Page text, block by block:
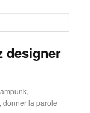
designer
donner la parole